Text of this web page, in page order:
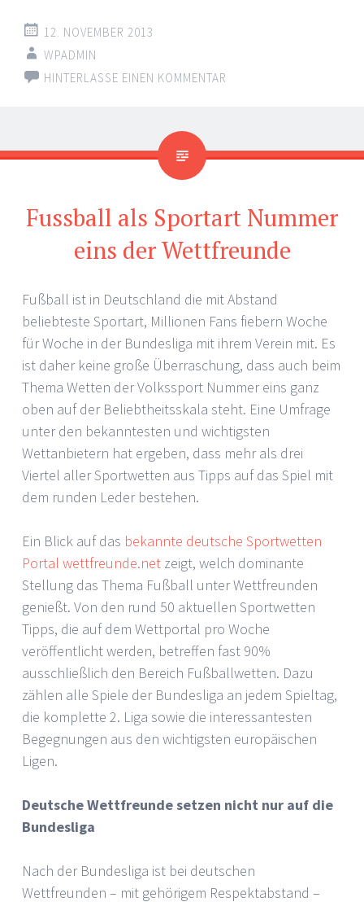
12. NOVEMBER 2013
WPADMIN
HINTERLASSE EINEN KOMMENTAR
Fussball als Sportart Nummer
eins der Wettfreunde
Fußball ist in Deutschland die mit Abstand
beliebteste Sportart, Millionen Fans fiebern Woche
für Woche in der Bundesliga mit ihrem Verein mit. Es
ist daher keine große Überraschung, dass auch beim
Thema Wetten der Volkssport Nummer eins ganz
oben auf der Beliebtheitsskala steht. Eine Umfrage
unter den bekanntesten und wichtigsten
Wettanbietern hat ergeben, dass mehr als drei
Viertel aller Sportwetten aus Tipps auf das Spiel mit
dem runden Leder bestehen.
Ein Blick auf das bekannte deutsche Sportwetten
Portal wettfreunde.net zeigt, welch dominante
Stellung das Thema Fußball unter Wettfreunden
genießt. Von den rund 50 aktuellen Sportwetten
Tipps, die auf dem Wettportal pro Woche
veröffentlicht werden, betreffen fast 90%
ausschließlich den Bereich Fußballwetten. Dazu
zählen alle Spiele der Bundesliga an jedem Spieltag,
die komplette 2. Liga sowie die interessantesten
Begegnungen aus den wichtigsten europäischen
Ligen.
Deutsche Wettfreunde setzen nicht nur auf die
Bundesliga
Nach der Bundesliga ist bei deutschen
Wettfreunden – mit gehörigem Respektabstand –